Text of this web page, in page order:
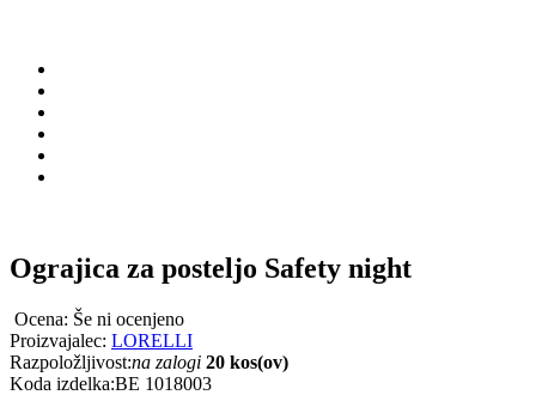
Ograjica za posteljo Safety night
Ocena: Še ni ocenjeno
Proizvajalec: LORELLI
Razpoložljivost:na zalogi 20 kos(ov)
Koda izdelka:BE 1018003